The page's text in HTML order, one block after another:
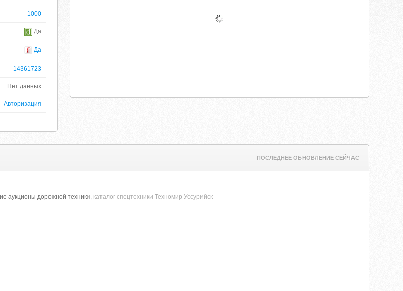
1000
Да
Да
14361723
Нет данных
Авторизация
ПОСЛЕДНЕЕ ОБНОВЛЕНИЕ СЕЙЧАС
аукционы дорожной техники, каталог спецтехники Техномир Уссурийск